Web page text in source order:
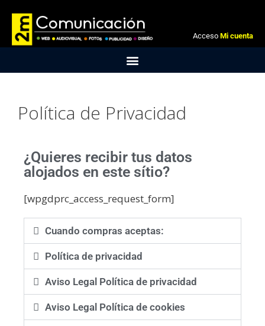
Acceso Mi cuenta
Política de Privacidad
¿Quieres recibir tus datos
alojados en este sítio?
[wpgdprc_access_request_form]
Cuando compras aceptas:
Política de privacidad
Aviso Legal Política de privacidad
Aviso Legal Política de cookies